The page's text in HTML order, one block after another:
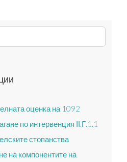
оценка на 1092
по интервенция ІІ.Г.1.1
стопанства
на компонентите на